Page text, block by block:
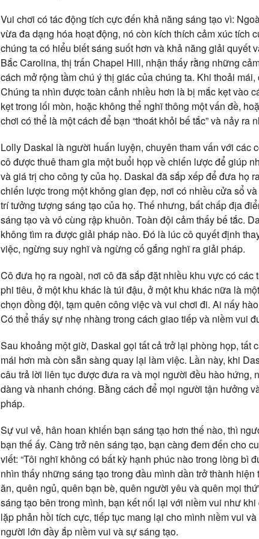
Vui chơi có tác động tích cực đến khả năng sáng tạo vì:
vừa đa dạng hóa hoạt động, nó còn kích thích cảm xúc tích
chúng ta có hiểu biết sáng suốt hơn và khả năng giải quyết
Bắc Carolina, thị trấn Chapel Hill, nhận thấy rằng những
cách mở rộng tầm chú ý thị giác của chúng ta. Khi thoải
Chúng ta nhìn được toàn cảnh nhiều hơn là bị mắc kẹt vào
kẹt trong lối mòn, hoặc không thể nghĩ thông một vấn đề,
chơi có thể là một cách để bạn “thoát khỏi bế tắc” và nảy ra
Lolly Daskal là người huấn luyện, chuyên tham vấn với các
cô được thuê tham gia một buổi họp về chiến lược để giúp
và giá trị cho công ty của họ. Daskal đã sắp xếp để đưa họ
chiến lược trong một không gian đẹp, nơi có nhiều cửa sổ
trí tưởng tượng sáng tạo của họ. Thế nhưng, bất chấp địa
sáng tạo và vô cùng rập khuôn. Toàn đội cảm thấy bế tắc.
không tìm ra được giải pháp nào. Đó là lúc cô quyết định
việc, ngừng suy nghĩ và ngừng cố gắng nghĩ ra giải pháp.
Cô đưa họ ra ngoài, nơi cô đã sắp đặt nhiều khu vực có
phi tiêu, ở một khu khác là túi đậu, ở một khu khác nữa là
chọn đồng đội, tạm quên công việc và vui chơi đi. Ai nấy
Có thể thấy sự nhẹ nhàng trong cách giao tiếp và niềm vui
Sau khoảng một giờ, Daskal gọi tất cả trở lại phòng họp,
mái hơn mà còn sẵn sàng quay lại làm việc. Lần này, khi
câu trả lời liên tục được đưa ra và mọi người đều hào hứng,
dàng và nhanh chóng. Bằng cách để mọi người tận hưởng
pháp.
Sự vui vẻ, hân hoan khiến bạn sáng tạo hơn thế nào, thì
bạn thế ấy. Càng trở nên sáng tạo, bạn càng đem đến cho
viết: “Tôi nghĩ không có bất kỳ hạnh phúc nào trong lòng bì
nhìn thấy những sáng tạo trong đầu mình dần trở thành
ăn, quên ngủ, quên bạn bè, quên người yêu và quên mọi
sáng tạo bên trong mình, bạn kết nối lại với niềm vui như
lặp phản hồi tích cực, tiếp tục mang lại cho mình niềm vui
người lớn đầy ắp niềm vui và sự sáng tạo.